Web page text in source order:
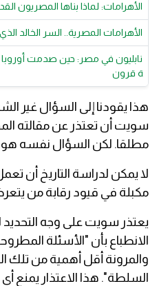
الأهرامات: لماذا بناها المصريون
الأهرامات المصرية.. السر الخالد
نابليون في مصر: حين صدمت أوروبا
ة قرون
هذا يقودنا إلى السؤال غير
سويت أن تعتذر عن مقالته
مطلقا. لكن السؤال نفسه هو
لا يمكن لدراسة التاريخ أن
مكبلة في قيود رقابة من
يعتذر سويت على وجه
الانطباع بأن "الأسئلة
والمرونة أقل أهمية من تلك
السلطة". هذا الاعتذار